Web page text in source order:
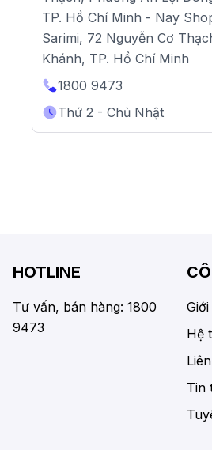
TP. Hồ Chí Minh - Nay
Sarimi, 72 Nguyễn Cơ
Khánh, TP. Hồ Chí Minh
1800 9473
Thứ 2 - Chủ Nhật
HOTLINE
Tư vấn, bán hàng: 1800
9473
Hệ
Tin